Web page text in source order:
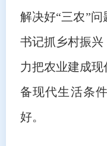
解决好“三农”
书记抓乡村振
力把农业建成
备现代生活条
好。